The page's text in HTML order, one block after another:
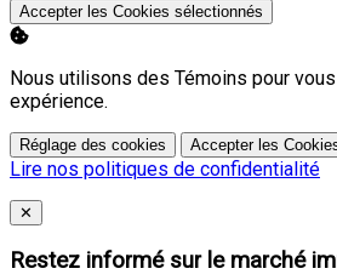
Accepter les Cookies sélectionnés
Nous utilisons des Témoins pour
expérience.
Réglage des cookies Accepter les
Lire nos politiques de confidentialité
Close
✕
Restez informé sur le marché